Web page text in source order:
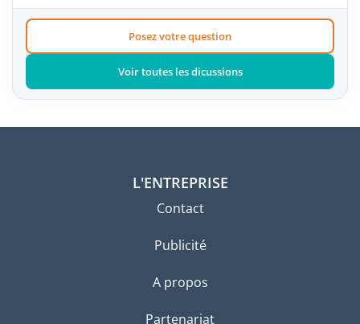
Posez votre question
Voir toutes les dicussions
L'ENTREPRISE
Contact
Publicité
A propos
Partenariat